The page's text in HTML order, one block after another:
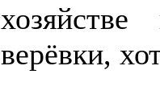
верёвки,